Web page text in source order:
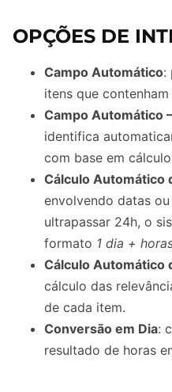
OPÇÕES DE
Campo Automático:
itens que
Campo Automático
identifica
com base em
Cálculo Automático
envolvendo datas
ultrapassar 24h, o
formato 1 dia +
Cálculo Automático
cálculo das
de cada item.
Conversão em Dia:
resultado de horas